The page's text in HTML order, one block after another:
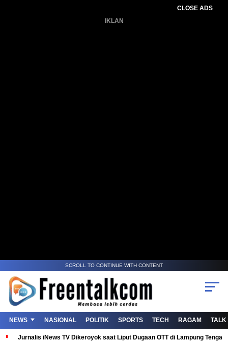
CLOSE ADS
IKLAN
SCROLL TO CONTINUE WITH CONTENT
NEWS NASIONAL POLITIK SPORTS TECH RAGAM TALK
Jurnalis iNews TV Dikeroyok saat Liput Dugaan OTT di Lampung